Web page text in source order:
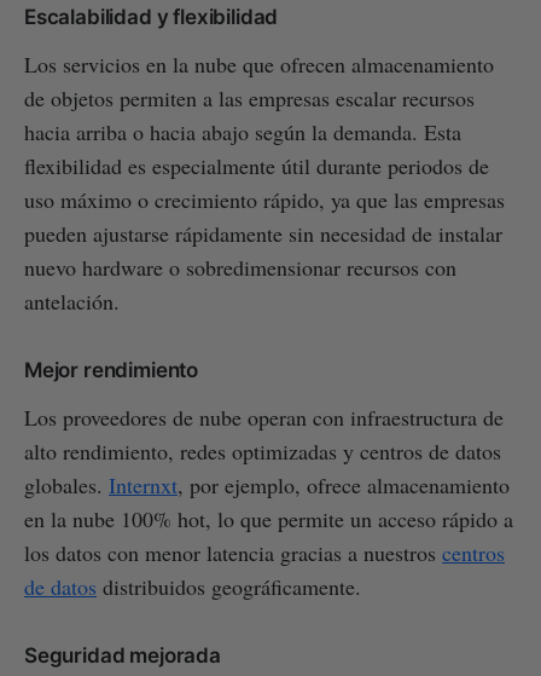
Escalabilidad y flexibilidad
Los servicios en la nube que ofrecen almacenamiento
de objetos permiten a las empresas escalar recursos
hacia arriba o hacia abajo según la demanda. Esta
flexibilidad es especialmente útil durante periodos de
uso máximo o crecimiento rápido, ya que las empresas
pueden ajustarse rápidamente sin necesidad de instalar
nuevo hardware o sobredimensionar recursos con
antelación.
Mejor rendimiento
Los proveedores de nube operan con infraestructura de
alto rendimiento, redes optimizadas y centros de datos
globales. Internxt, por ejemplo, ofrece almacenamiento
en la nube 100% hot, lo que permite un acceso rápido a
los datos con menor latencia gracias a nuestros centros
de datos distribuidos geográficamente.
Seguridad mejorada